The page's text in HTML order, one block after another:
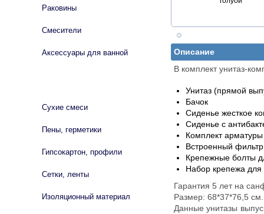
Описание
В комплект унитаз-
Унитаз (прямой
Бачок
Сиденье жесткое
Сиденье с
Комплект
Встроенный
Крепежные болты
Набор крепежа для
Гарантия 5 лет на
Размер: 68*37*76,5 cм.
Данные унитазы
Раковины
Смесители
Аксессуары для ванной
Сухие смеси
Пены, герметики
Гипсокартон, профили
Сетки, ленты
Изоляционный материал